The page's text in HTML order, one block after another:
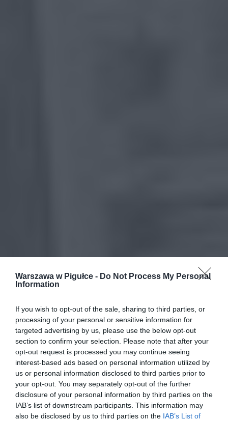
Warszawa w Pigułce - Do Not Process My Personal
Information
If you wish to opt-out of the sale, sharing to third parties, or
processing of your personal or sensitive information for
targeted advertising by us, please use the below opt-out
section to confirm your selection. Please note that after your
opt-out request is processed you may continue seeing
interest-based ads based on personal information utilized by
us or personal information disclosed to third parties prior to
your opt-out. You may separately opt-out of the further
disclosure of your personal information by third parties on the
IAB’s list of downstream participants. This information may
also be disclosed by us to third parties on the IAB’s List of